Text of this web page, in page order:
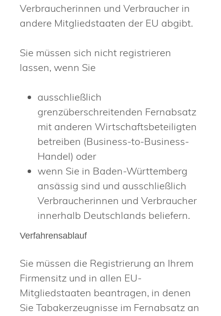
Verbraucherinnen und Verbraucher in
andere Mitgliedstaaten der EU abgibt.
Sie müssen sich nicht registrieren
lassen, wenn Sie
ausschließlich
grenzüberschreitenden Fernabsatz
mit anderen Wirtschaftsbeteiligten
betreiben (Business-to-Business-
Handel) oder
wenn Sie in Baden-Württemberg
ansässig sind und ausschließlich
Verbraucherinnen und Verbraucher
innerhalb Deutschlands beliefern.
Verfahrensablauf
Sie müssen die Registrierung an Ihrem
Firmensitz und in allen EU-
Mitgliedstaaten beantragen, in denen
Sie Tabakerzeugnisse im Fernabsatz an